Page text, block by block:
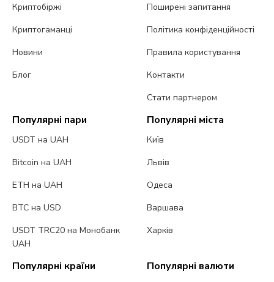
Криптобіржі
Криптогаманці
Новини
Блог
Поширені запитання
Політика конфіденційності
Правила користування
Контакти
Стати партнером
Популярні пари
USDT на UAH
Bitcoin на UAH
ETH на UAH
BTC на USD
USDT TRC20 на Монобанк
UAH
Популярні міста
Київ
Львів
Одеса
Варшава
Харків
Популярні країни Популярні валюти